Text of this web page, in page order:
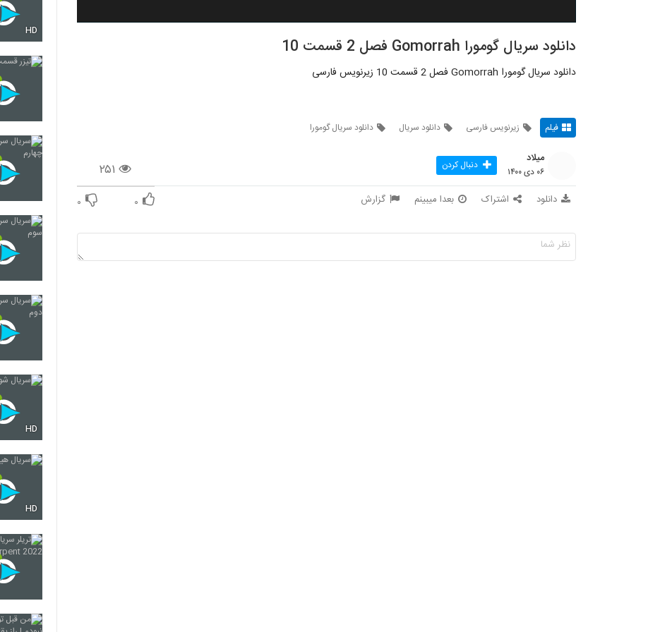
دانلود سریال گومورا Gomorrah فصل 2 قسمت 10
دانلود سریال گومورا Gomorrah فصل 2 قسمت 10 زیرنویس فارسی
فیلم زیرنویس فارسی دانلود سریال دانلود سریال گومورا
۲۵۱
میلاد
۰۶ دی ۱۴۰۰ دنبال کردن
دانلود اشتراک بعدا میبینم گزارش ۰ ۰
HD
HD
HD